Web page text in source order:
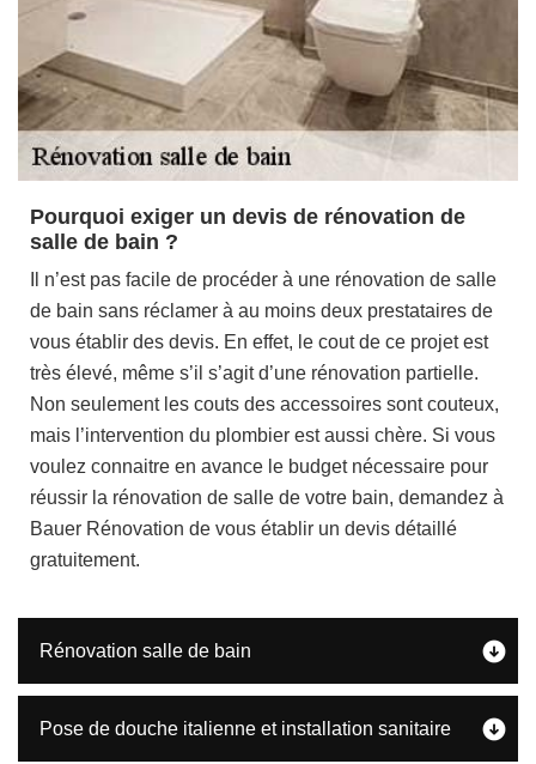
Pourquoi exiger un devis de rénovation de
salle de bain ?
Il n’est pas facile de procéder à une rénovation de salle
de bain sans réclamer à au moins deux prestataires de
vous établir des devis. En effet, le cout de ce projet est
très élevé, même s’il s’agit d’une rénovation partielle.
Non seulement les couts des accessoires sont couteux,
mais l’intervention du plombier est aussi chère. Si vous
voulez connaitre en avance le budget nécessaire pour
réussir la rénovation de salle de votre bain, demandez à
Bauer Rénovation de vous établir un devis détaillé
gratuitement.
Rénovation salle de bain
Pose de douche italienne et installation sanitaire